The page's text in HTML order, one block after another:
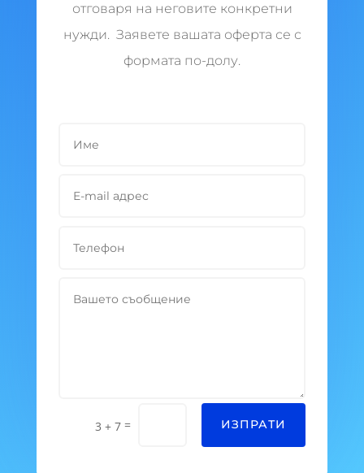
отговаря на неговите конкретни
нужди. Заявете вашата оферта се с
формата по-долу.
3 + 7 = ИЗПРАТИ